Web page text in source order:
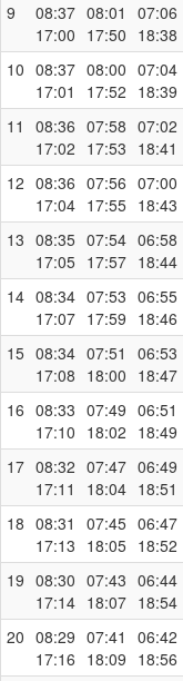
9
08:37
17:00
08:01
17:50
07:06
18:38
10 08:37
17:01
08:00
17:52
07:04
18:39
11
08:36
17:02
07:58
17:53
07:02
18:41
12 08:36
17:04
07:56
17:55
07:00
18:43
13 08:35
17:05
07:54
17:57
06:58
18:44
14 08:34
17:07
07:53
17:59
06:55
18:46
15 08:34
17:08
07:51
18:00
06:53
18:47
16 08:33
17:10
07:49
18:02
06:51
18:49
17 08:32
17:11
07:47
18:04
06:49
18:51
18 08:31
17:13
07:45
18:05
06:47
18:52
19 08:30
17:14
07:43
18:07
06:44
18:54
20 08:29
17:16
07:41
18:09
06:42
18:56